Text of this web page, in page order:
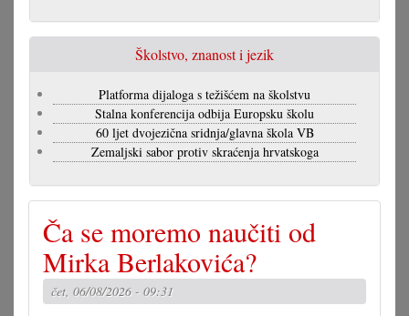
Školstvo, znanost i jezik
Platforma dijaloga s težišćem na školstvu
Stalna konferencija odbija Europsku školu
60 ljet dvojezična sridnja/glavna škola VB
Zemaljski sabor protiv skraćenja hrvatskoga
Ča se moremo naučiti od
Mirka Berlakovića?
čet, 06/08/2026 - 09:31